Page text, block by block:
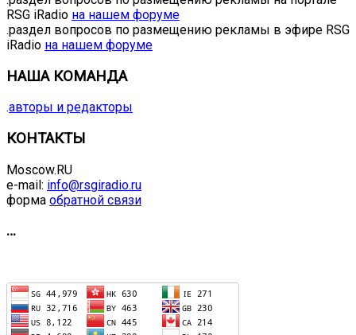
RSG iRadio на нашем форуме
.раздел вопросов по размещению рекламы в эфире RSG
iRadio на нашем форуме
НАША КОМАНДА
.авторы и редакторы
КОНТАКТЫ
Moscow.RU
e-mail: info@rsgiradio.ru
форма обратной связи
…